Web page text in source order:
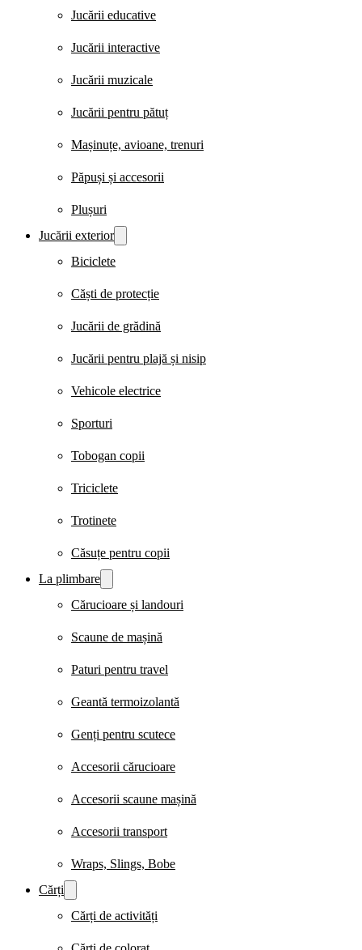
Jucării educative
Jucării interactive
Jucării muzicale
Jucării pentru pătuț
Mașinuțe, avioane, trenuri
Păpuși și accesorii
Plușuri
Jucării exterior
Biciclete
Căști de protecție
Jucării de grădină
Jucării pentru plajă și nisip
Vehicole electrice
Sporturi
Tobogan copii
Triciclete
Trotinete
Căsuțe pentru copii
La plimbare
Cărucioare și landouri
Scaune de mașină
Paturi pentru travel
Geantă termoizolantă
Genți pentru scutece
Accesorii cărucioare
Accesorii scaune mașină
Accesorii transport
Wraps, Slings, Bobe
Cărți
Cărți de activități